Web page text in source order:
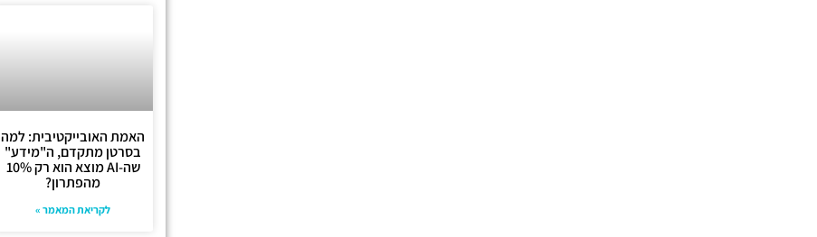
האמת האובייקטיבית: למה
בסרטן מתקדם, ה"מידע"
שה-AI מוצא הוא רק 10%
מהפתרון?
לקריאת המאמר »